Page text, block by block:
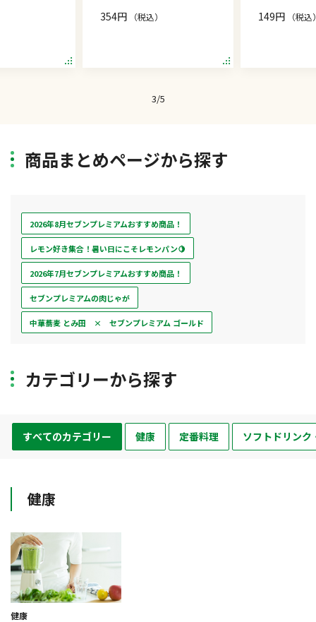
354円 （税込） 149円 （税込
3/5
商品まとめページから探す
2026年8月セブンプレミアムおすすめ商品！
レモン好き集合！暑い日にこそレモンパン🍋
2026年7月セブンプレミアムおすすめ商品！
セブンプレミアムの肉じゃが
中華蕎麦 とみ田 × セブンプレミアム ゴールド
カテゴリーから探す
すべてのカテゴリー 健康 定番料理 ソフトドリンク
健康
健康